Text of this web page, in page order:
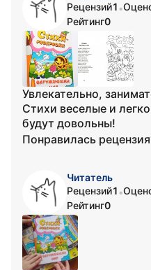
Рецензий1 •
Рейтинг0
Увлекательно,
Стихи веселые и
будут довольны!
Понравилась
Читатель
Рецензий1 •
Рейтинг0